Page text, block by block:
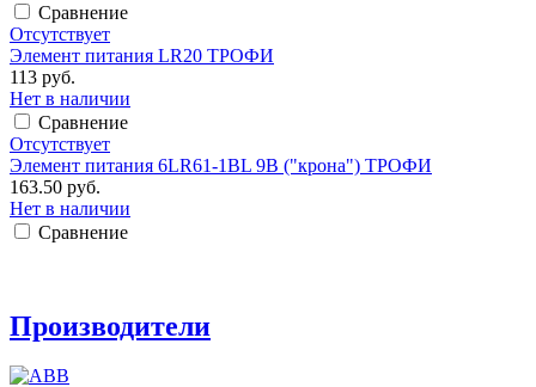
Сравнение
Отсутствует
Элемент питания LR20 ТРОФИ
113 руб.
Нет в наличии
Сравнение
Отсутствует
Элемент питания 6LR61-1BL 9В ("крона") ТРОФИ
163.50 руб.
Нет в наличии
Сравнение
Производители